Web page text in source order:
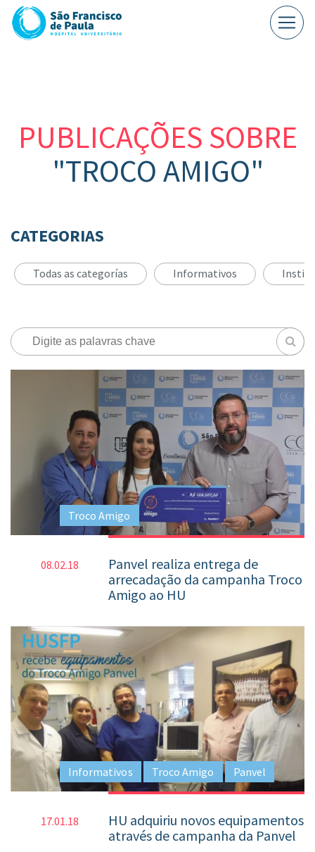
PUBLICAÇÕES SOBRE
"TROCO AMIGO"
CATEGORIAS
Todas as categorías Informativos
Troco Amigo
08.02.18
Panvel realiza entrega de
arrecadação da campanha Troco
Amigo ao HU
Informativos Troco Amigo Panvel
17.01.18
HU adquiriu novos equipamentos
através de campanha da Panvel